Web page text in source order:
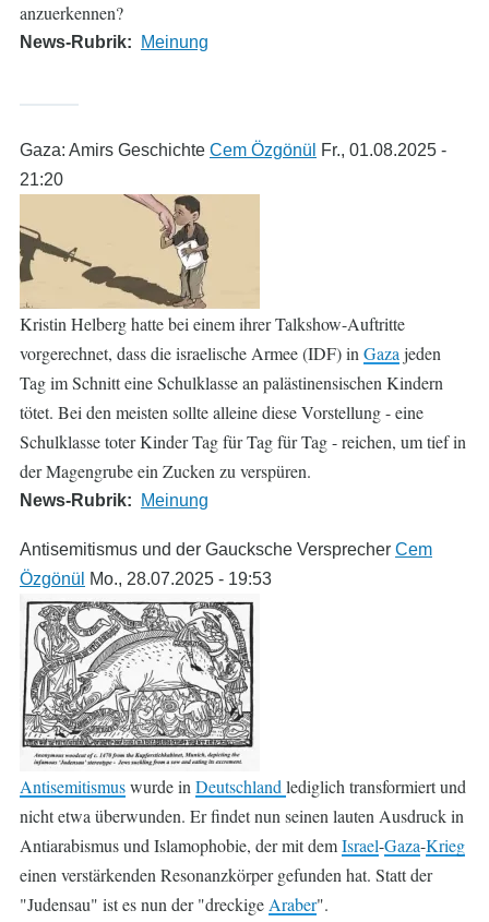
anzuerkennen?
News-Rubrik Meinung
Gaza: Amirs Geschichte Cem Özgönül
Fr., 01.08.2025 -
21:20
Kristin Helberg hatte bei einem ihrer Talkshow-Auftritte
vorgerechnet, dass die israelische Armee (IDF) inGazajeden
Tag im Schnitt eine Schulklasse an palästinensischen Kindern
tötet. Bei den meisten sollte alleine diese Vorstellung - eine
Schulklasse toter Kinder Tag für Tag für Tag - reichen, um tief in
der Magengrube ein Zucken zu verspüren.
News-Rubrik Meinung
Antisemitismus und der Gaucksche Versprecher Cem
Özgönül
Mo., 28.07.2025 - 19:53
Antisemitismuswurde inDeutschlandlediglich transformiert und
nicht etwa überwunden. Er findet nun seinen lauten Ausdruck in
Antiarabismus und Islamophobie, der mit demIsrael-Gaza-Krieg
einen verstärkenden Resonanzkörper gefunden hat. Statt der
"Judensau" ist es nun der "dreckigeAraber".